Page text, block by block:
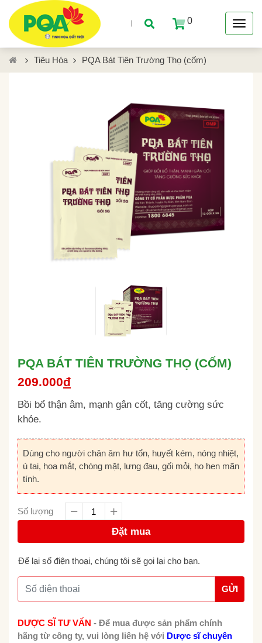
0
Tiêu Hóa PQA Bát Tiên Trường Thọ (cốm)
PQA BÁT TIÊN TRƯỜNG THỌ (CỐM)
209.000đ
Bồi bổ thận âm, mạnh gân cốt, tăng cường sức
khỏe.
Dùng cho người chân âm hư tổn, huyết kém, nóng nhiệt,
ù tai, hoa mắt, chóng mặt, lưng đau, gối mỏi, ho hen mãn
tính.
Số lượng
Đặt mua
Để lại số điện thoại, chúng tôi sẽ gọi lại cho bạn.
GỬI
DƯỢC SĨ TƯ VẤN - Để mua được sản phẩm chính
hãng từ công ty, vui lòng liên hệ với Dược sĩ chuyên